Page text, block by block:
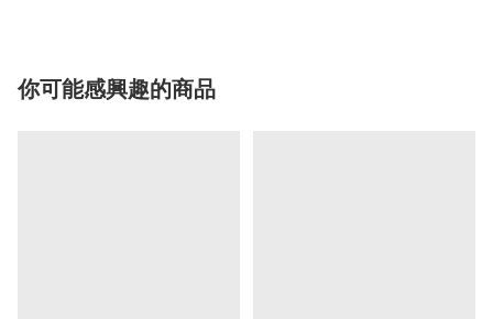
你可能感興趣的商品